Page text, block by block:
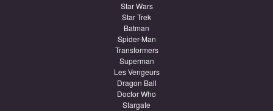
Star Wars
Star Trek
Batman
Spider-Man
Transformers
Superman
Les Vengeurs
Dragon Ball
Doctor Who
Stargate